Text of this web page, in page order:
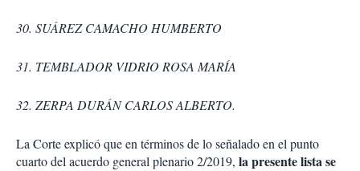
30. SUÁREZ CAMACHO HUMBERTO
31. TEMBLADOR VIDRIO ROSA MARÍA
32. ZERPA DURÁN CARLOS ALBERTO.
La Corte explicó que en términos de lo señalado en el punto
cuarto del acuerdo general plenario 2/2019, la presente lista se